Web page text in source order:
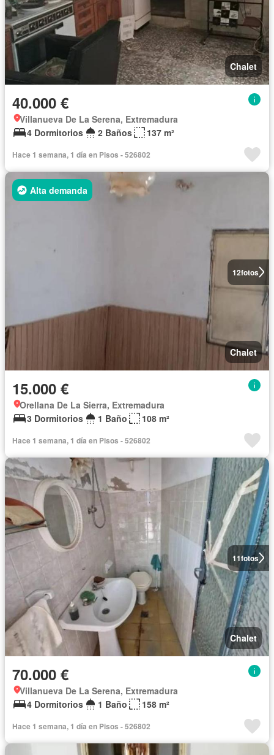
Chalet
40.000 €
Villanueva De La Serena, Extremadura
4 Dormitorios
2 Baños 137 m²
Hace 1 semana, 1 día en Pisos - 526802
12fotos
Alta demanda
Chalet
15.000 €
Orellana De La Sierra, Extremadura
3 Dormitorios
1 Baño 108 m²
Hace 1 semana, 1 día en Pisos - 526802
11fotos
Chalet
70.000 €
Villanueva De La Serena, Extremadura
4 Dormitorios
1 Baño 158 m²
Hace 1 semana, 1 día en Pisos - 526802